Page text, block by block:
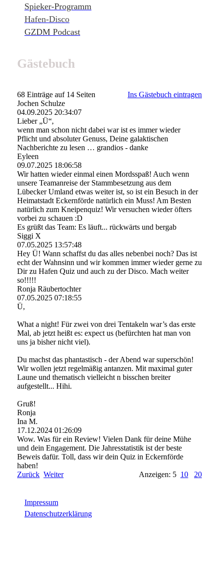
Spieker-Programm
Hafen-Disco
GZDM Podcast
Gästebuch
68 Einträge auf 14 Seiten
Ins Gästebuch eintragen
Jochen Schulze
04.09.2025 20:34:07
Lieber „Ü“,
wenn man schon nicht dabei war ist es immer wieder
Pflicht und absoluter Genuss, Deine galaktischen
Nachberichte zu lesen … grandios - danke
Eyleen
09.07.2025 18:06:58
Wir hatten wieder einmal einen Mordsspaß! Auch wenn
unsere Teamanreise der Stammbesetzung aus dem
Lübecker Umland etwas weiter ist, so ist ein Besuch in der
Heimatstadt Eckernförde natürlich ein Muss! Am Besten
natürlich zum Kneipenquiz! Wir versuchen wieder öfters
vorbei zu schauen :D
Es grüßt das Team: Es läuft... rückwärts und bergab
Siggi X
07.05.2025 13:57:48
Hey Ü! Wann schaffst du das alles nebenbei noch? Das ist
echt der Wahnsinn und wir kommen immer wieder gerne zu
Dir zu Hafen Quiz und auch zu der Disco. Mach weiter
so!!!!!
Ronja Räubertochter
07.05.2025 07:18:55
Ü,
What a night! Für zwei von drei Tentakeln war’s das erste
Mal, ab jetzt heißt es: expect us (befürchten hat man von
uns ja bisher nicht viel).
Du machst das phantastisch - der Abend war superschön!
Wir wollen jetzt regelmäßig antanzen. Mit maximal guter
Laune und thematisch vielleicht n bisschen breiter
aufgestellt... Hihi.
Gruß!
Ronja
Ina M.
17.12.2024 01:26:09
Wow. Was für ein Review! Vielen Dank für deine Mühe
und dein Engagement. Die Jahresstatistik ist der beste
Beweis dafür. Toll, dass wir dein Quiz in Eckernförde
haben!
Zurück Weiter Anzeigen: 5 10 20
Impressum
Datenschutzerklärung